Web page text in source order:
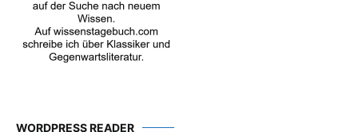
WORDPRESS READER